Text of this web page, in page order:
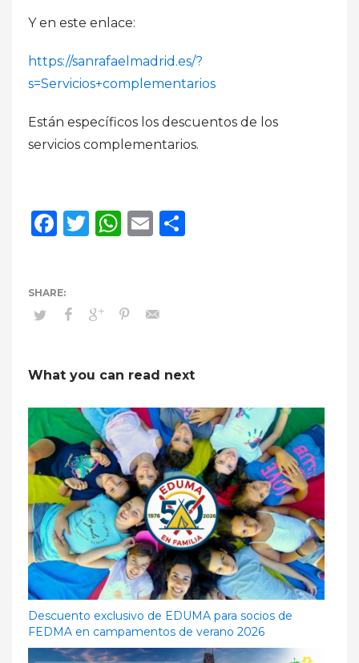
Y en este enlace:
https://sanrafaelmadrid.es/?
s=Servicios+complementarios
Están específicos los descuentos de los
servicios complementarios.
Facebook
Twitter
WhatsApp
Email
What you can read next
Descuento exclusivo de EDUMA para socios de
FEDMA en campamentos de verano 2026